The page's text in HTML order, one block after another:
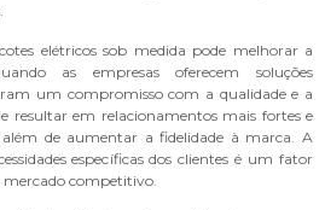
elétricos sob medida pode melhorar a
as empresas oferecem soluções
um compromisso com a qualidade e a
resultar em relacionamentos mais fortes e
de aumentar a fidelidade à marca. A
específicas dos clientes é um fator
mercado competitivo.